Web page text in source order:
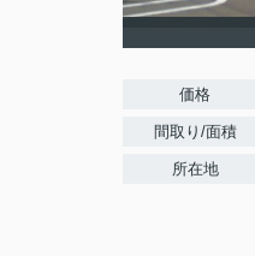
価格
間取り/面積
所在地